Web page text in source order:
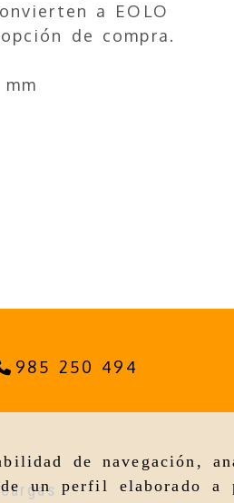
de navegación,
un perfil elaborado a
a EOLO
de compra.
985 250 494